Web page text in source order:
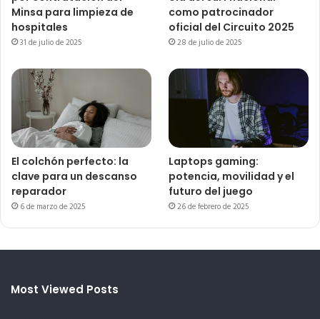
Minsa para limpieza de
hospitales
31 de julio de 2025
como patrocinador
oficial del Circuito 2025
28 de julio de 2025
El colchón perfecto: la
clave para un descanso
reparador
6 de marzo de 2025
Laptops gaming:
potencia, movilidad y el
futuro del juego
26 de febrero de 2025
Most Viewed Posts